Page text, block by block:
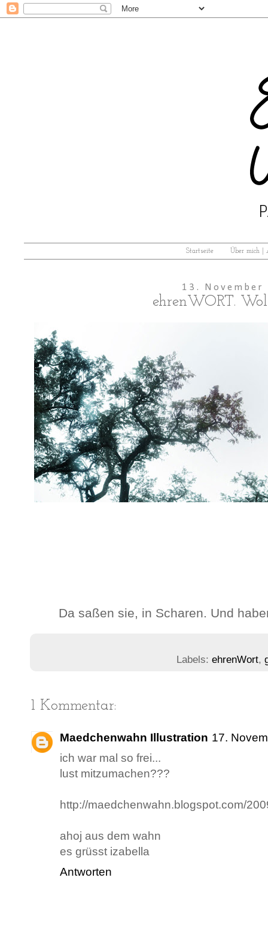
Startseite Über mich |
13. November
ehrenWORT.
Da saßen sie, in Scharen. Und
Labels: ehrenWort,
1 Kommentar:
Maedchenwahn Illustration 17.
ich war mal so frei...
lust mitzumachen???
http://maedchenwahn.blogspot.com/
ahoj aus dem wahn
es grüsst izabella
Antworten